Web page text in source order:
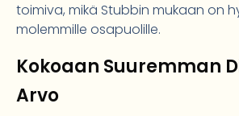
toimiva, mikä Stubbin mukaan on
molemmille osapuolille.
Kokoaan Suuremman
Arvo